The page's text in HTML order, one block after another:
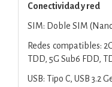
Conectividad y red
SIM: Doble SIM
Redes compatibles:
TDD, 5G Sub6 FDD,
USB: Tipo C, USB 3.2